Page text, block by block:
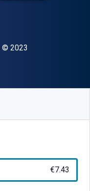
Copyright
© 2023
€7.43